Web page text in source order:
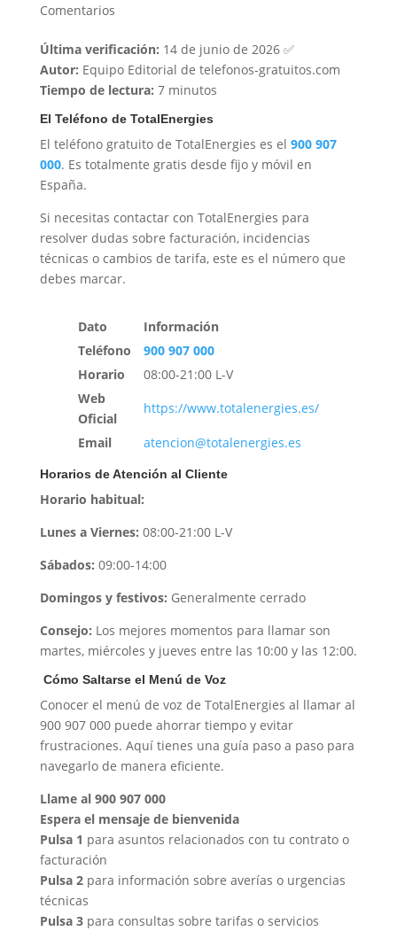
Comentarios
Última verificación: 14 de junio de 2026 ✅
Autor: Equipo Editorial de telefonos-gratuitos.com
Tiempo de lectura: 7 minutos
El Teléfono de TotalEnergies
El teléfono gratuito de TotalEnergies es el 900 907
000. Es totalmente gratis desde fijo y móvil en
España.
Si necesitas contactar con TotalEnergies para
resolver dudas sobre facturación, incidencias
técnicas o cambios de tarifa, este es el número que
debes marcar.
Dato
Información
Teléfono
900 907 000
Horario
08:00-21:00 L-V
Web
Oficial
https://www.totalenergies.es/
Email atencion@totalenergies.es
Horarios de Atención al Cliente
Horario habitual:
Lunes a Viernes: 08:00-21:00 L-V
Sábados: 09:00-14:00
Domingos y festivos: Generalmente cerrado
Consejo: Los mejores momentos para llamar son
martes, miércoles y jueves entre las 10:00 y las 12:00.
️ Cómo Saltarse el Menú de Voz
Conocer el menú de voz de TotalEnergies al llamar al
900 907 000 puede ahorrar tiempo y evitar
frustraciones. Aquí tienes una guía paso a paso para
navegarlo de manera eficiente.
Llame al 900 907 000
Espera el mensaje de bienvenida
Pulsa 1 para asuntos relacionados con tu contrato o
facturación
Pulsa 2para información sobre averías o urgencias
técnicas ️
Pulsa 3para consultas sobre tarifas o servicios